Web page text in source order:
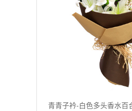
青青子衿-白色多头香水百